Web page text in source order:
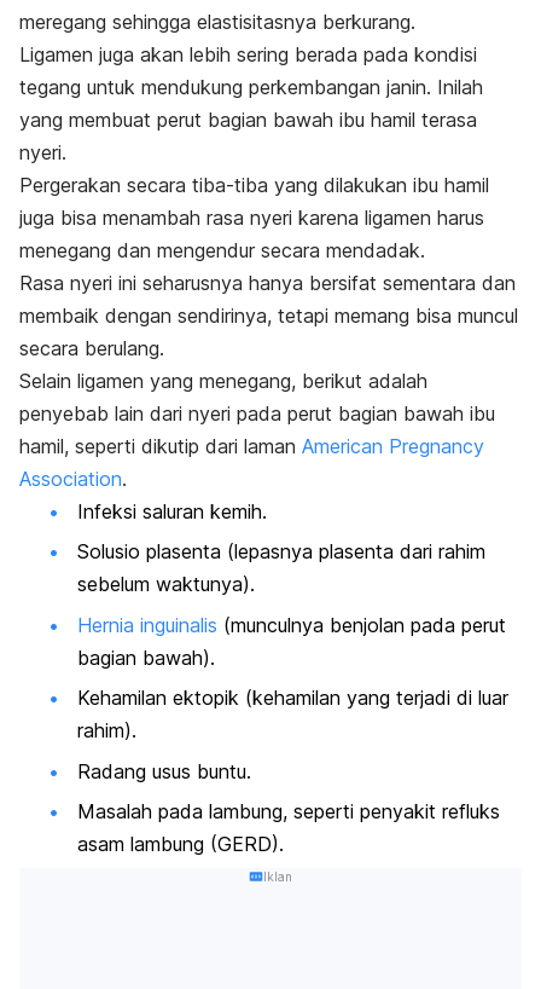
meregang sehingga elastisitasnya berkurang.
Ligamen juga akan lebih sering berada pada kondisi
tegang untuk mendukung perkembangan janin. Inilah
yang membuat perut bagian bawah ibu hamil terasa
nyeri.
Pergerakan secara tiba-tiba yang dilakukan ibu hamil
juga bisa menambah rasa nyeri karena ligamen harus
menegang dan mengendur secara mendadak.
Rasa nyeri ini seharusnya hanya bersifat sementara dan
membaik dengan sendirinya, tetapi memang bisa muncul
secara berulang.
Selain ligamen yang menegang, berikut adalah
penyebab lain dari nyeri pada perut bagian bawah ibu
hamil, seperti dikutip dari laman American Pregnancy
Association.
Infeksi saluran kemih.
Solusio plasenta (lepasnya plasenta dari rahim
sebelum waktunya).
Hernia inguinalis (munculnya benjolan pada perut
bagian bawah).
Kehamilan ektopik (kehamilan yang terjadi di luar
rahim).
Radang usus buntu.
Masalah pada lambung, seperti penyakit refluks
asam lambung (GERD).
Iklan